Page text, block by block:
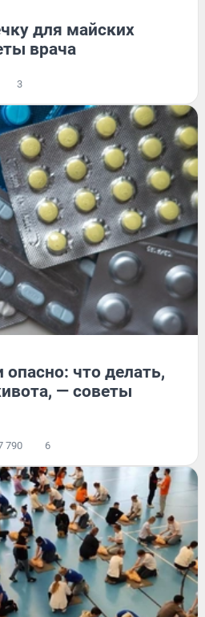
для майских
врача
3
опасно: что делать,
— советы
790 6